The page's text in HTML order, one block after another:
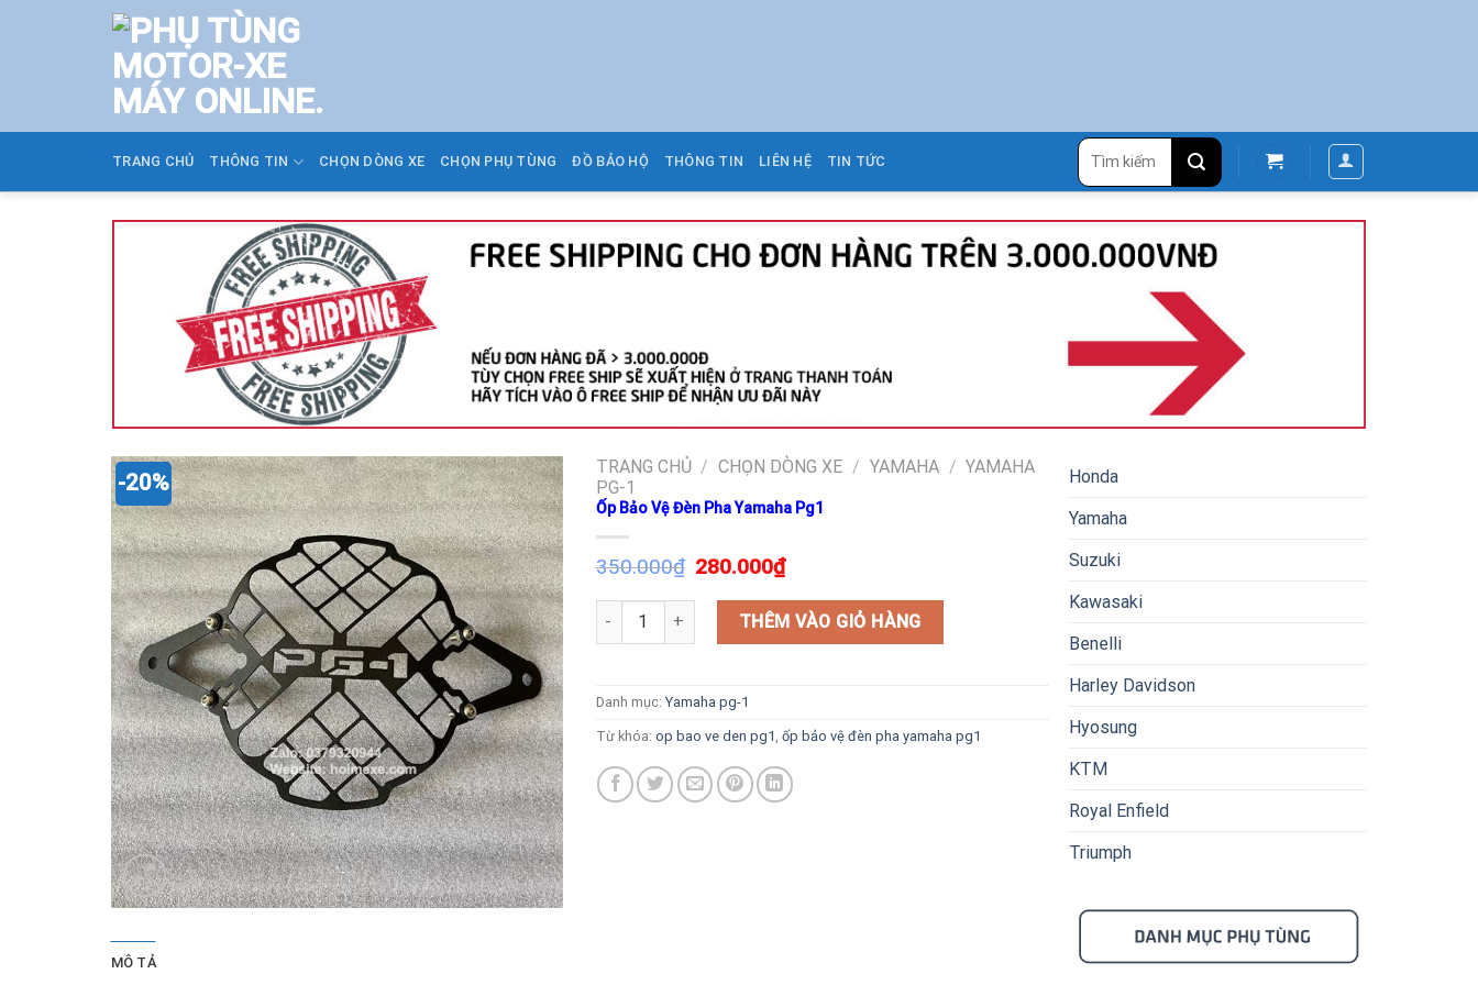
TRANG CHỦ THÔNG TIN CHỌN DÒNG XE CHỌN PHỤ TÙNG ĐỒ BẢO HỘ THÔNG TIN LIÊN HỆ TIN TỨC
Tìm
kiếm:
-20%
TRANG CHỦ / CHỌN DÒNG XE / YAMAHA / YAMAHA
PG-1
Ốp Bảo Vệ Đèn Pha Yamaha Pg1
350.000₫ 280.000₫
Ốp Bảo Vệ Đèn Pha Yamaha Pg1 số lượng
THÊM VÀO GIỎ HÀNG
Danh mục: Yamaha pg-1
Từ khóa: op bao ve den pg1 ốp bảo vệ đèn pha yamaha pg1
MÔ TẢ
Honda
Yamaha
Suzuki
Kawasaki
Benelli
Harley Davidson
Hyosung
KTM
Royal Enfield
Triumph